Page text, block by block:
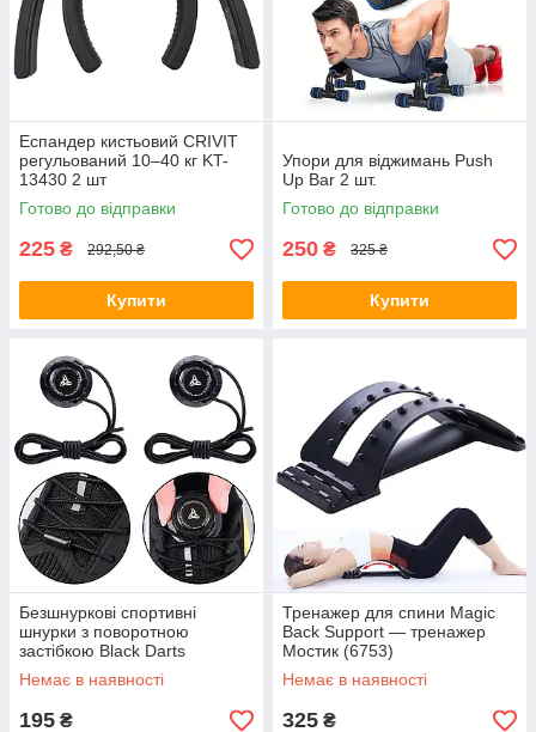
Еспандер кистьовий CRIVIT
регульований 10–40 кг KT-
13430 2 шт
Готово до відправки
225 ₴ 292,50 ₴
Купити
Упори для віджимань Push
Up Bar 2 шт.
Готово до відправки
250 ₴ 325 ₴
Купити
Безшнуркові спортивні
шнурки з поворотною
застібкою Black Darts
Немає в наявності
195 ₴
Тренажер для спини Magic
Back Support — тренажер
Мостик (6753)
Немає в наявності
325 ₴